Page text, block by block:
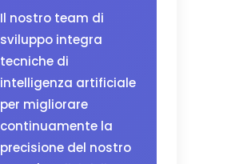
Il nostro team di
sviluppo integra
tecniche di
intelligenza artificiale
per migliorare
continuamente la
precisione del nostro